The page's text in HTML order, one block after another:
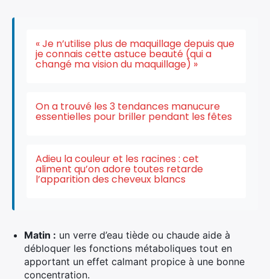
« Je n’utilise plus de maquillage depuis que
je connais cette astuce beauté (qui a
changé ma vision du maquillage) »
On a trouvé les 3 tendances manucure
essentielles pour briller pendant les fêtes
Adieu la couleur et les racines : cet
aliment qu’on adore toutes retarde
l’apparition des cheveux blancs
Matin : un verre d’eau tiède ou chaude aide à
débloquer les fonctions métaboliques tout en
apportant un effet calmant propice à une bonne
concentration.